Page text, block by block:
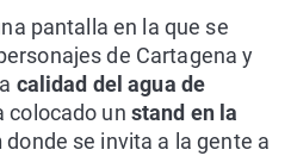
pantalla en la que se
de Cartagena y
calidad del agua de
colocado un stand en la
donde se invita a la gente a